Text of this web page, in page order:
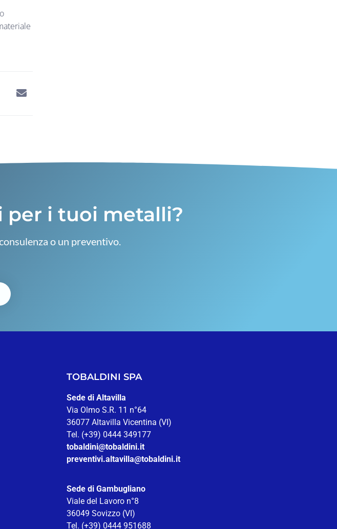
i tuoi metalli?
o un preventivo.
TOBALDINI SPA
Sede di Altavilla
Via Olmo S.R. 11 n°64
36077 Altavilla Vicentina (VI)
Tel. (+39) 0444 349177
tobaldini@tobaldini.it
preventivi.altavilla@tobaldini.it
Sede di Gambugliano
Viale del Lavoro n°8
36049 Sovizzo (VI)
Tel. (+39) 0444 951688